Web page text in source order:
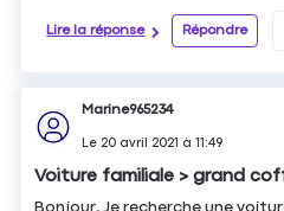
Lire la réponse Répondre
Marine965234
Le 20 avril 2021 à11:49
Voiture familiale > grand
Bonjour, Je recherche une